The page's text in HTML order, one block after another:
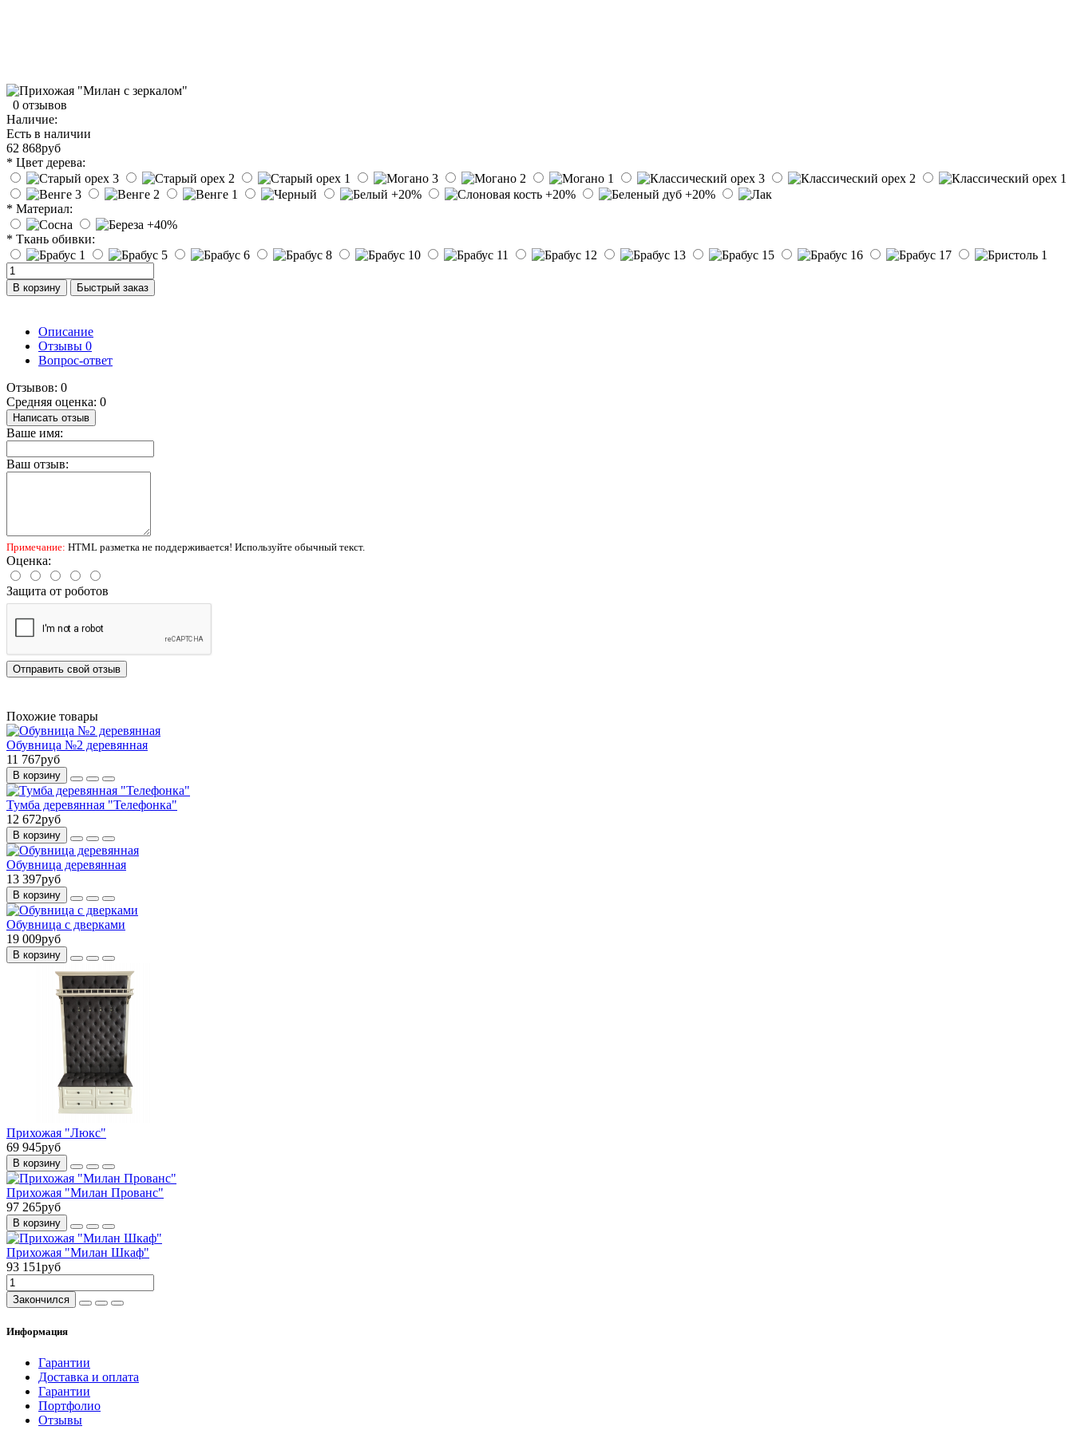
0 отзывов
Наличие:
Есть в наличии
62 868руб
* Цвет дерева:
* Материал:
* Ткань обивки:
В корзину Быстрый заказ
Описание
Отзывы 0
Вопрос-ответ
Отзывов: 0
Средняя оценка: 0
Написать отзыв
Ваше имя:
Ваш отзыв:
Примечание: HTML разметка не поддерживается! Используйте обычный текст.
Оценка:
Защита от роботов
Отправить свой отзыв
Похожие товары
Обувница №2 деревянная
11 767руб
В корзину
Тумба деревянная "Телефонка"
12 672руб
В корзину
Обувница деревянная
13 397руб
В корзину
Обувница с дверками
19 009руб
В корзину
Прихожая "Люкс"
69 945руб
В корзину
Прихожая "Милан Прованс"
97 265руб
В корзину
Прихожая "Милан Шкаф"
93 151руб
Закончился
Информация
Гарантии
Доставка и оплата
Гарантии
Портфолио
Отзывы